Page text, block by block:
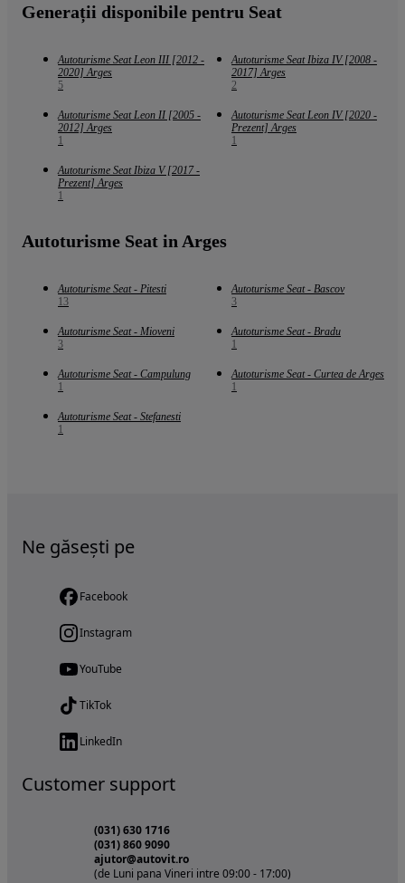
Generații disponibile pentru Seat
Autoturisme Seat Leon III [2012 -
2020] Arges
5
Autoturisme Seat Ibiza IV [2008 -
2017] Arges
2
Autoturisme Seat Leon II [2005 -
2012] Arges
1
Autoturisme Seat Leon IV [2020 -
Prezent] Arges
1
Autoturisme Seat Ibiza V [2017 -
Prezent] Arges
1
Autoturisme Seat in Arges
Autoturisme Seat - Pitesti
13
Autoturisme Seat - Bascov
3
Autoturisme Seat - Mioveni
3
Autoturisme Seat - Bradu
1
Autoturisme Seat - Campulung
1
Autoturisme Seat - Curtea de Arges
1
Autoturisme Seat - Stefanesti
1
Ne găsești pe
Facebook
Instagram
YouTube
TikTok
LinkedIn
Customer support
(031) 630 1716
(031) 860 9090
ajutor@autovit.ro
(de Luni pana Vineri intre 09:00 - 17:00)